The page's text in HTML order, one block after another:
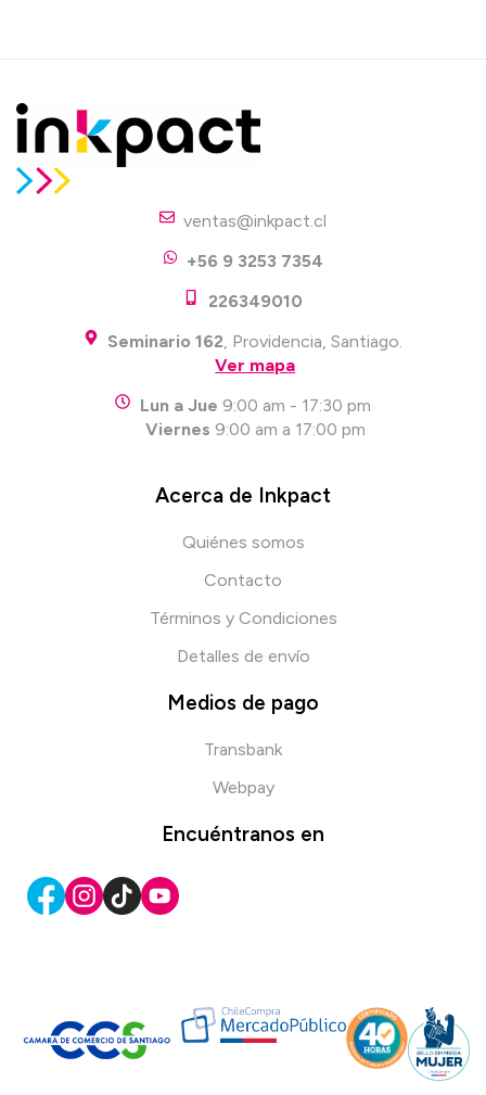
ventas@inkpact.cl
+56 9 3253 7354
226349010
Seminario 162 , Providencia, Santiago.
Ver mapa
Lun a Jue 9:00 am - 17:30 pm
Viernes 9:00 am a 17:00 pm
Acerca de Inkpact
Quiénes somos
Contacto
Términos y Condiciones
Detalles de envío
Medios de pago
Transbank
Webpay
Encuéntranos en